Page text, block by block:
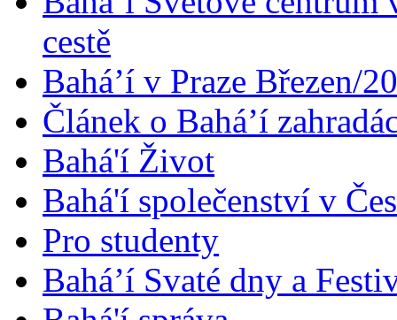
cestě
Bahá’í v Praze Březen/
Článek o Bahá’í
Bahá'í Život
Bahá'í společenství v
Pro studenty
Bahá’í Svaté dny a